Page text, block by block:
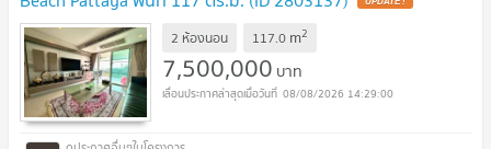
UPDATE !
2 ห้องนอน 117.0 m2
7,500,000 บาท
08/08/2026 14:29:00